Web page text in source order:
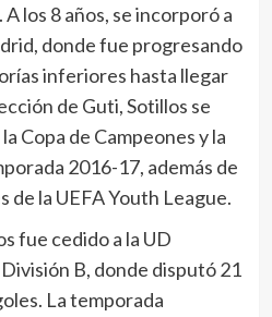
los 8 años, se incorporó a
donde fue progresando
inferiores hasta llegar
de Guti, Sotillos se
Copa de Campeones y la
2016-17, además de
de la UEFA Youth League.
fue cedido a la UD
B, donde disputó 21
La temporada